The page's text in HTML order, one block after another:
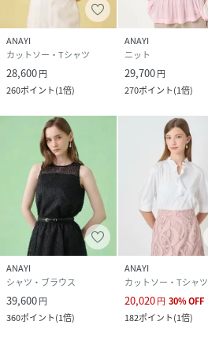
ANAYI
カットソー・Tシャツ
28,600円
260ポイント(1倍)
ANAYI
ニット
29,700円
270ポイント(1倍)
ANAYI
シャツ・ブラウス
39,600円
360ポイント(1倍)
ANAYI
カットソー・Tシャツ
20,020円 30%OFF
182ポイント(1倍)